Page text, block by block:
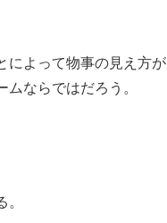
によって物事の見え方が
ならではだろう。